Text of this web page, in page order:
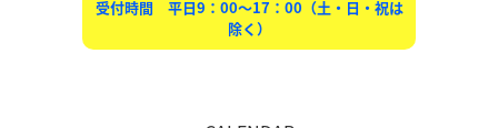
受付時間 平日9：00〜17：00（土・日・祝は
除く）